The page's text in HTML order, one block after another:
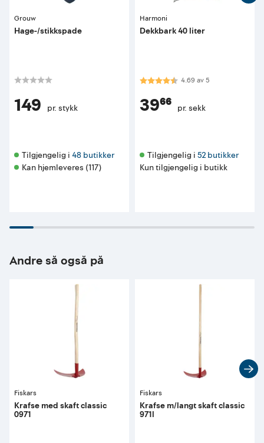
Grouw
Hage-/stikkspade
149 pr. stykk
Tilgjengelig i 48 butikker
Kan hjemleveres (117)
Harmoni
Dekkbark 40 liter
Karakter:4.7 av 5 mulige
4.69 av5
39⁶⁶ pr. sekk
Tilgjengelig i 52 butikker
Kun tilgjengelig i butikk
Andre så også på
Fiskars
Krafse med skaft classic
0971
Fiskars
Krafse m/langt skaft classic
971l